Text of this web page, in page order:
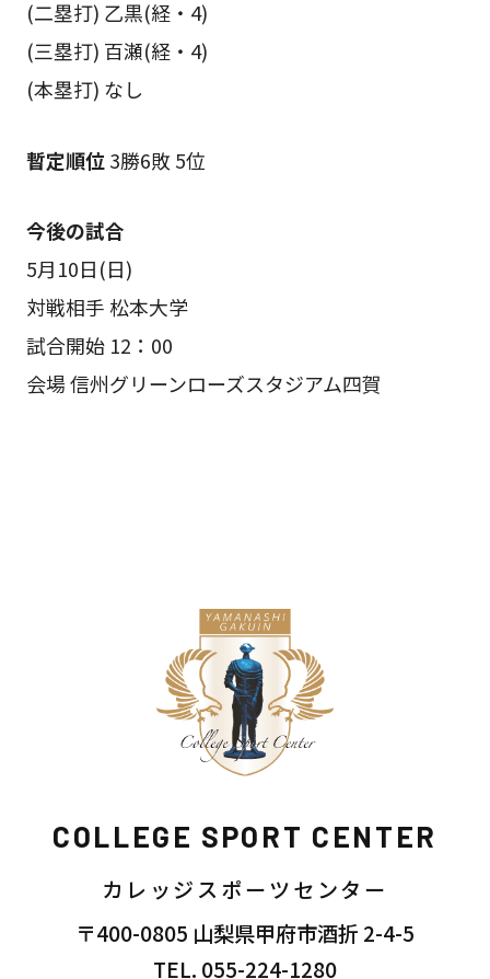
(二塁打) 乙黒(経・4)
(三塁打) 百瀬(経・4)
(本塁打) なし
暫定順位 3勝6敗 5位
今後の試合
5月10日(日)
対戦相手 松本大学
試合開始 12：00
会場 信州グリーンローズスタジアム四賀
COLLEGE SPORT CENTER
カレッジスポーツセンター
〒400-0805 山梨県甲府市酒折 2-4-5
TEL. 055-224-1280